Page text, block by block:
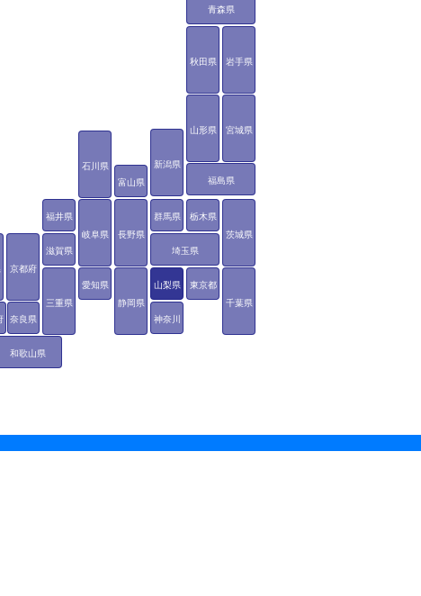
青森県
岩手県
宮城県
秋田県
山形県
福島県
茨城県
栃木県
群馬県
埼玉県
千葉県
東京都
神奈川
新潟県
富山県
石川県
福井県
山梨県
長野県
岐阜県
静岡県
愛知県
三重県
滋賀県
京都府
奈良県
和歌山県